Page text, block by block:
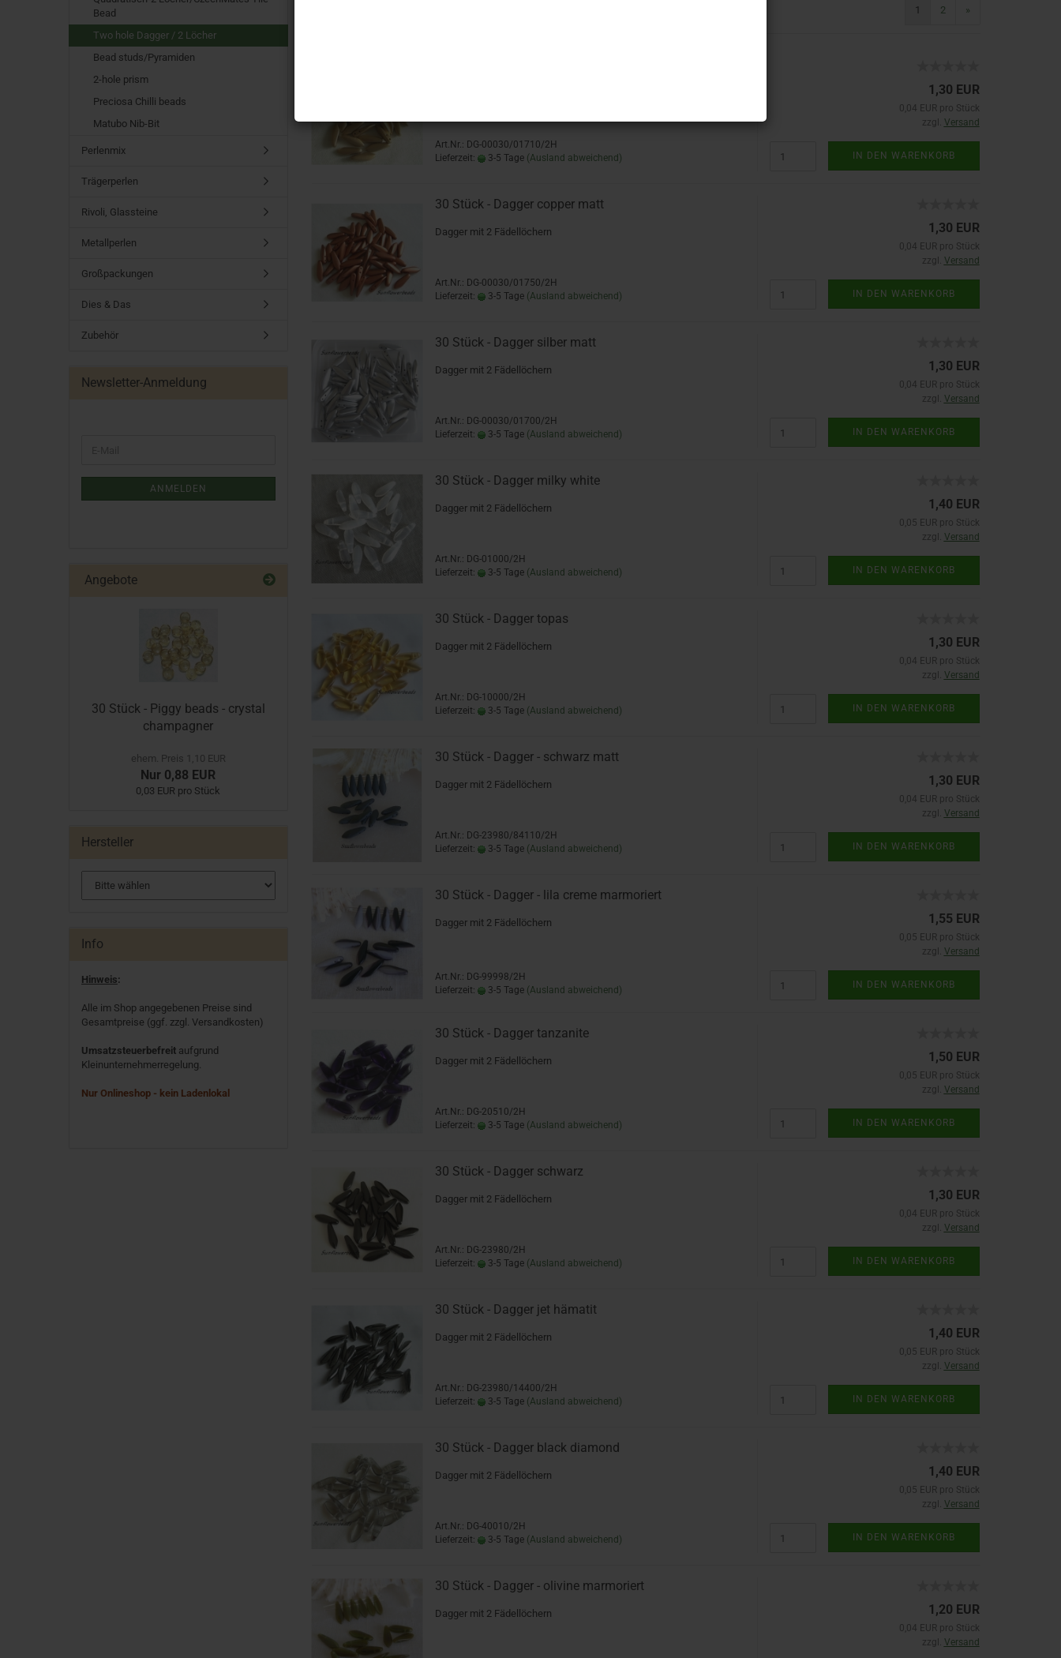
1 2 »
Art.Nr.: DG-00030/01710/2H
Lieferzeit:
3-5 Tage (Ausland abweichend)
1,30 EUR
0,04 EUR pro Stück
zzgl. Versand
IN DEN WARENKORB
30 Stück - Dagger copper matt
Dagger mit 2 Fädellöchern
Art.Nr.: DG-00030/01750/2H
Lieferzeit:
3-5 Tage (Ausland abweichend)
1,30 EUR
0,04 EUR pro Stück
zzgl. Versand
IN DEN WARENKORB
30 Stück - Dagger silber matt
Dagger mit 2 Fädellöchern
Art.Nr.: DG-00030/01700/2H
Lieferzeit:
3-5 Tage (Ausland abweichend)
1,30 EUR
0,04 EUR pro Stück
zzgl. Versand
IN DEN WARENKORB
30 Stück - Dagger milky white
Dagger mit 2 Fädellöchern
Art.Nr.: DG-01000/2H
Lieferzeit:
3-5 Tage (Ausland abweichend)
1,40 EUR
0,05 EUR pro Stück
zzgl. Versand
IN DEN WARENKORB
30 Stück - Dagger topas
Dagger mit 2 Fädellöchern
Art.Nr.: DG-10000/2H
Lieferzeit:
3-5 Tage (Ausland abweichend)
1,30 EUR
0,04 EUR pro Stück
zzgl. Versand
IN DEN WARENKORB
30 Stück - Dagger - schwarz matt
Dagger mit 2 Fädellöchern
Art.Nr.: DG-23980/84110/2H
Lieferzeit:
3-5 Tage (Ausland abweichend)
1,30 EUR
0,04 EUR pro Stück
zzgl. Versand
IN DEN WARENKORB
30 Stück - Dagger - lila creme marmoriert
Dagger mit 2 Fädellöchern
Art.Nr.: DG-99998/2H
Lieferzeit:
3-5 Tage (Ausland abweichend)
1,55 EUR
0,05 EUR pro Stück
zzgl. Versand
IN DEN WARENKORB
30 Stück - Dagger tanzanite
Dagger mit 2 Fädellöchern
Art.Nr.: DG-20510/2H
Lieferzeit:
3-5 Tage (Ausland abweichend)
1,50 EUR
0,05 EUR pro Stück
zzgl. Versand
IN DEN WARENKORB
30 Stück - Dagger schwarz
Dagger mit 2 Fädellöchern
Art.Nr.: DG-23980/2H
Lieferzeit:
3-5 Tage (Ausland abweichend)
1,30 EUR
0,04 EUR pro Stück
zzgl. Versand
IN DEN WARENKORB
30 Stück - Dagger jet hämatit
Dagger mit 2 Fädellöchern
Art.Nr.: DG-23980/14400/2H
Lieferzeit:
3-5 Tage (Ausland abweichend)
1,40 EUR
0,05 EUR pro Stück
zzgl. Versand
IN DEN WARENKORB
30 Stück - Dagger black diamond
Dagger mit 2 Fädellöchern
Art.Nr.: DG-40010/2H
Lieferzeit:
3-5 Tage (Ausland abweichend)
1,40 EUR
0,05 EUR pro Stück
zzgl. Versand
IN DEN WARENKORB
30 Stück - Dagger - olivine marmoriert
Dagger mit 2 Fädellöchern 1,20 EUR
0,04 EUR pro Stück
zzgl. Versand
Bead
Two hole Dagger / 2 Löcher
Bead studs/Pyramiden
2-hole prism
Preciosa Chilli beads
Matubo Nib-Bit
Perlenmix
Trägerperlen
Rivoli, Glassteine
Metallperlen
Großpackungen
Dies & Das
Zubehör
Newsletter-Anmeldung
ANMELDEN
Angebote
30 Stück - Piggy beads - crystal
champagner
ehem. Preis 1,10 EUR
Nur 0,88 EUR
0,03 EUR pro Stück
Hersteller
Info
Hinweis:
Alle im Shop angegebenen Preise sind
Gesamtpreise (ggf. zzgl. Versandkosten)
Umsatzsteuerbefreit aufgrund
Kleinunternehmerregelung.
Nur Onlineshop - kein Ladenlokal